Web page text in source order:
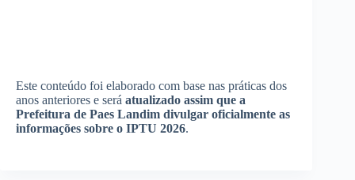
Este conteúdo foi elaborado com base nas práticas dos
anos anteriores e será atualizado assim que a
Prefeitura de Paes Landim divulgar oficialmente as
informações sobre o IPTU 2026.